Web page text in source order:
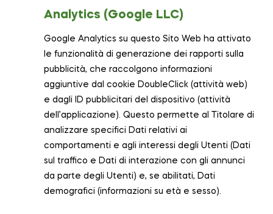
Analytics (Google LLC)
Google Analytics su questo Sito Web ha attivato
le funzionalità di generazione dei rapporti sulla
pubblicità, che raccolgono informazioni
aggiuntive dal cookie DoubleClick (attività web)
e dagli ID pubblicitari del dispositivo (attività
dell’applicazione). Questo permette al Titolare di
analizzare specifici Dati relativi ai
comportamenti e agli interessi degli Utenti (Dati
sul traffico e Dati di interazione con gli annunci
da parte degli Utenti) e, se abilitati, Dati
demografici (informazioni su età e sesso).